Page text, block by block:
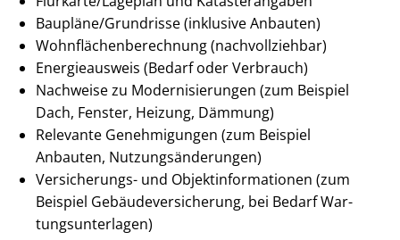
Baupläne/Grundrisse (inklusive Anbauten)
Wohn­flä­chen­be­rech­nung (nachvollziehbar)
Energieausweis (Bedarf oder Verbrauch)
Nachweise zu Mo­der­ni­sie­run­gen (zum Beispiel
Dach, Fenster, Heizung, Dämmung)
Relevante Genehmigungen (zum Beispiel
Anbauten, Nut­zungs­än­de­run­gen)
Versicherungs- und Ob­jekt­in­for­ma­tio­nen (zum
Beispiel Ge­bäu­de­ver­si­che­rung, bei Bedarf War­
tungs­un­ter­la­gen)